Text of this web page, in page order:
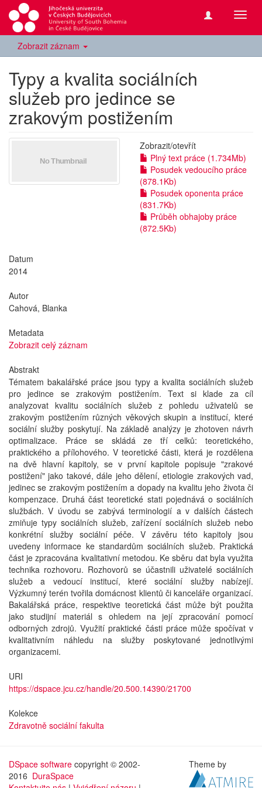
Zobrazit záznam
Typy a kvalita sociálních
služeb pro jedince se
zrakovým postižením
Zobrazit/otevřít
Plný text práce (1.734Mb)
Posudek vedoucího práce
(878.1Kb)
Posudek oponenta práce
(831.7Kb)
Průběh obhajoby práce
(872.5Kb)
Datum
2014
Autor
Cahová, Blanka
Metadata
Zobrazit celý záznam
Abstrakt
Tématem bakalářské práce jsou typy a kvalita sociálních služeb
pro jedince se zrakovým postižením. Text si klade za cíl
analyzovat kvalitu sociálních služeb z pohledu uživatelů se
zrakovým postižením různých věkových skupin a institucí, které
sociální služby poskytují. Na základě analýzy je zhotoven návrh
optimalizace. Práce se skládá ze tří celků: teoretického,
praktického a přílohového. V teoretické části, která je rozdělena
na dvě hlavní kapitoly, se v první kapitole popisuje "zrakové
postižení" jako takové, dále jeho dělení, etiologie zrakových vad,
jedinec se zrakovým postižením a dopady na kvalitu jeho života či
kompenzace. Druhá část teoretické stati pojednává o sociálních
službách. V úvodu se zabývá terminologií a v dalších částech
zmiňuje typy sociálních služeb, zařízení sociálních služeb nebo
konkrétní služby sociální péče. V závěru této kapitoly jsou
uvedeny informace ke standardům sociálních služeb. Praktická
část je zpracována kvalitativní metodou. Ke sběru dat byla využita
technika rozhovoru. Rozhovorů se účastnili uživatelé sociálních
služeb a vedoucí institucí, které sociální služby nabízejí.
Výzkumný terén tvořila domácnost klientů či kanceláře organizací.
Bakalářská práce, respektive teoretická část může být použita
jako studijní materiál s ohledem na její zpracování pomocí
odborných zdrojů. Využití praktické části práce může spočívat v
kvalitativním náhledu na služby poskytované jednotlivými
organizacemi.
URI
https://dspace.jcu.cz/handle/20.500.14390/21700
Kolekce
Zdravotně sociální fakulta
DSpace software copyright © 2002-
2016 DuraSpace
Theme by